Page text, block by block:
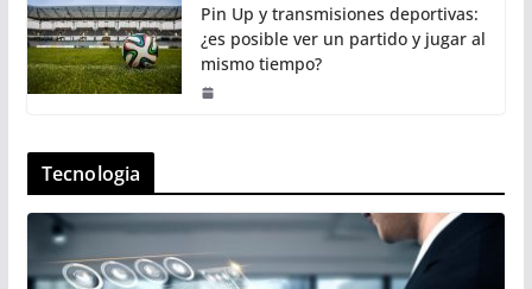
Pin Up y transmisiones deportivas:
¿es posible ver un partido y jugar al
mismo tiempo?
Tecnologia